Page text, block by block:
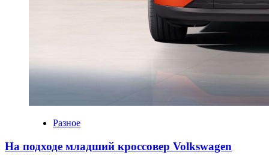
Разное
На подходе младший кроссовер Volkswagen